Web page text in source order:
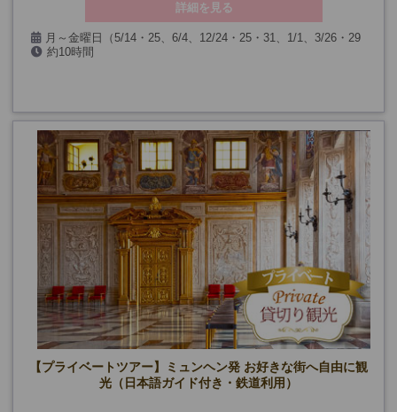
詳細を見る
月～金曜日（5/14・25、6/4、12/24・25・31、1/1、3/26・29
を除く）
約10時間
【プライベートツアー】ミュンヘン発 お好きな街へ自由に観
光（日本語ガイド付き・鉄道利用）